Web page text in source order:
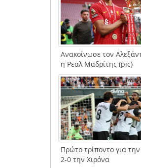
Ανακοίνωσε τον
η Ρεαλ Μαδρίτης (pic)
Πρώτο τρίποντο για
2-0 την Χιρόνα